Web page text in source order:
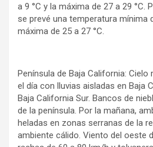
a 9 °C y la máxima de 27 a 29 °C.
se prevé una temperatura mínima
máxima de 25 a 27 °C.
Península de Baja California: Cielo
el día con lluvias aisladas en Baja
Baja California Sur. Bancos de
de la península. Por la mañana,
heladas en zonas serranas de la
ambiente cálido. Viento del oeste